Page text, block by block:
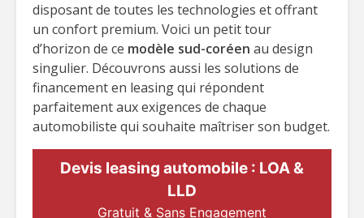
disposant de toutes les technologies et offrant
un confort premium. Voici un petit tour
d’horizon de ce modèle sud-coréen au design
singulier. Découvrons aussi les solutions de
financement en leasing qui répondent
parfaitement aux exigences de chaque
automobiliste qui souhaite maîtriser son budget.